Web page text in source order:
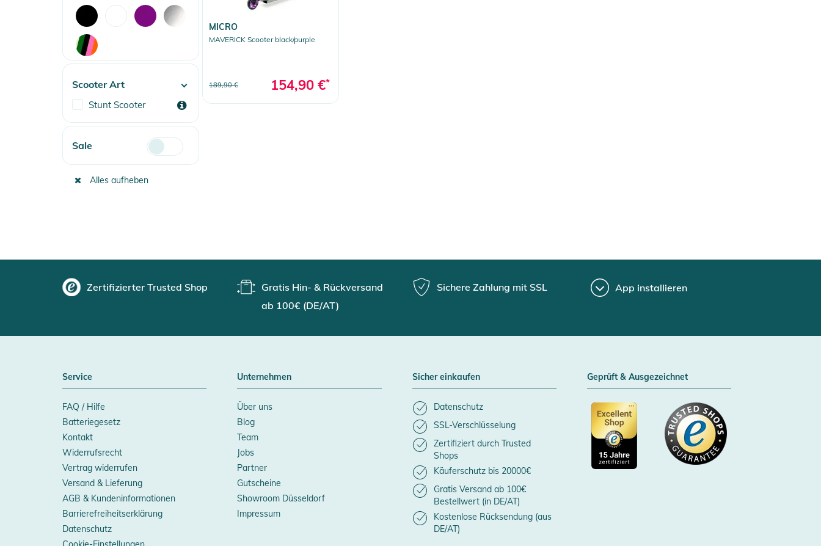
Scooter Art
Stunt Scooter
Sale
Reduzierte
Alles aufheben
MICRO
MAVERICK Scooter black/purple
189,90 € 154,90 €*
Zertifizierter Trusted Shop
Gratis Hin- & Rückversand
ab 100€ (DE/AT)
Sichere Zahlung mit SSL App installieren
Service
FAQ / Hilfe
Batteriegesetz
Kontakt
Widerrufsrecht
Vertrag widerrufen
Versand & Lieferung
AGB & Kundeninformationen
Barrierefreiheitserklärung
Datenschutz
Unternehmen
Über uns
Blog
Team
Jobs
Partner
Gutscheine
Showroom Düsseldorf
Impressum
Sicher einkaufen
Datenschutz
SSL-Verschlüsselung
Zertifiziert durch Trusted
Shops
Käuferschutz bis 20000€
Gratis Versand ab 100€
Bestellwert (in DE/AT)
Kostenlose Rücksendung (aus
DE/AT)
Geprüft & Ausgezeichnet